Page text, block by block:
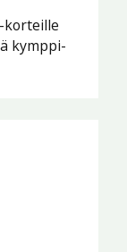
korteille
kymppi-